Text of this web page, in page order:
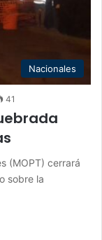
Nacionales
41
(MOPT) cerrará
sobre la